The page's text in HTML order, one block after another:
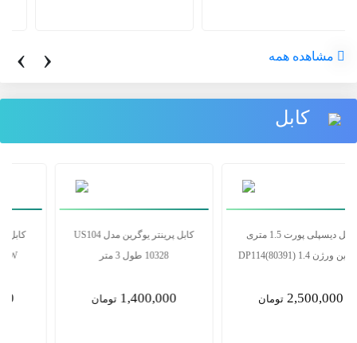
‹ › مشاهده همه
کابل
10328 طول 3 متر
1,400,000
یوگرین ورژن 1.4 DP114(80391)
2,500,000